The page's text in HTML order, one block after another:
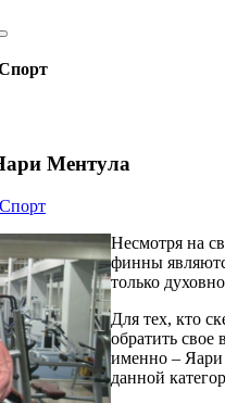
Ментула
Спорт
Несмотря на
финны
только
Для тех, кто
обратить
именно – Яари
данной